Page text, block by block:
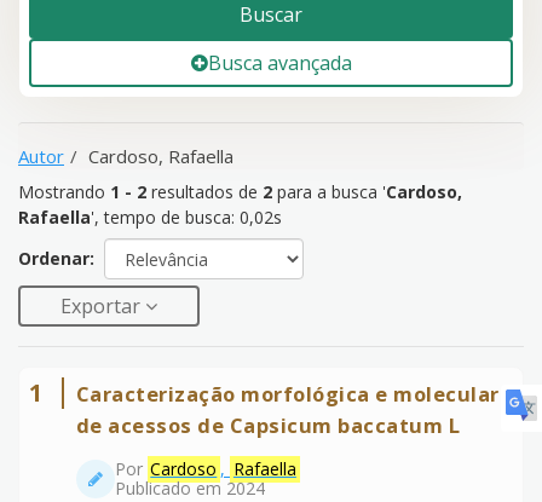
Buscar
Busca avançada
Autor Cardoso, Rafaella
Mostrando 1 - 2 resultados de 2 para a busca 'Cardoso,
Rafaella', tempo de busca: 0,02s
Ordenar:
Exportar
1
Caracterização morfológica e molecular
de acessos de Capsicum baccatum L
Por Cardoso , Rafaella
Publicado em 2024